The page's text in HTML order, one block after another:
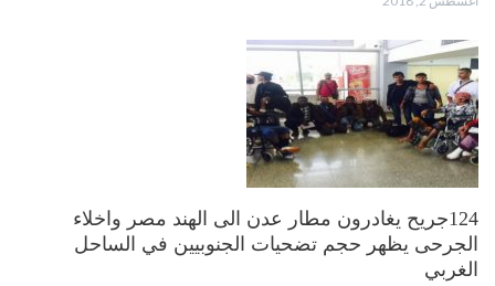
124جريح يغادرون مطار عدن الى الهند مصر واخلاء
الجرحى يظهر حجم تضحيات الجنوبيين في الساحل
الغربي